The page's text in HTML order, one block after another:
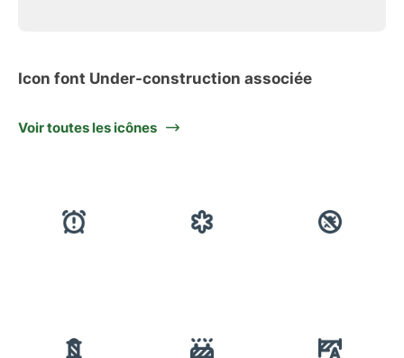
Icon font Under-construction associée
Voir toutes les icônes